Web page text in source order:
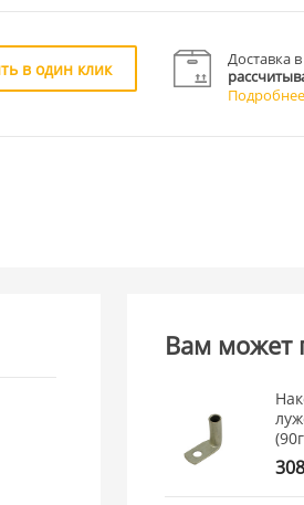
в один клик
Доставка
Вам может